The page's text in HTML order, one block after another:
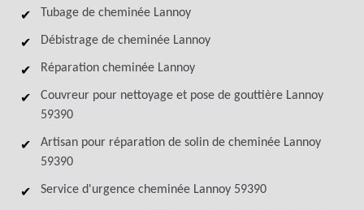
Tubage de cheminée Lannoy
Débistrage de cheminée Lannoy
Réparation cheminée Lannoy
Couvreur pour nettoyage et pose de gouttière Lannoy
59390
Artisan pour réparation de solin de cheminée Lannoy
59390
Service d'urgence cheminée Lannoy 59390